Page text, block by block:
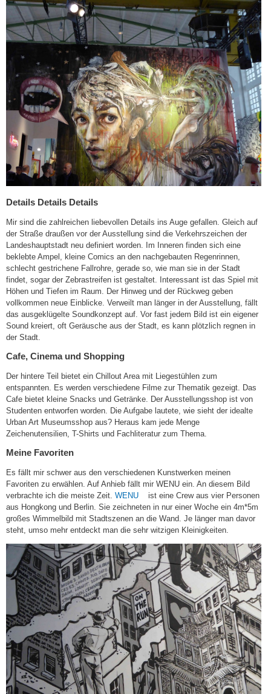
Details Details Details
Mir sind die zahlreichen liebevollen Details ins Auge gefallen. Gleich auf
der Straße draußen vor der Ausstellung sind die Verkehrszeichen der
Landeshauptstadt neu definiert worden. Im Inneren finden sich eine
beklebte Ampel, kleine Comics an den nachgebauten Regenrinnen,
schlecht gestrichene Fallrohre, gerade so, wie man sie in der Stadt
findet, sogar der Zebrastreifen ist gestaltet. Interessant ist das Spiel mit
Höhen und Tiefen im Raum. Der Hinweg und der Rückweg geben
vollkommen neue Einblicke. Verweilt man länger in der Ausstellung, fällt
das ausgeklügelte Soundkonzept auf. Vor fast jedem Bild ist ein eigener
Sound kreiert, oft Geräusche aus der Stadt, es kann plötzlich regnen in
der Stadt.
Cafe, Cinema und Shopping
Der hintere Teil bietet ein Chillout Area mit Liegestühlen zum
entspannten. Es werden verschiedene Filme zur Thematik gezeigt. Das
Cafe bietet kleine Snacks und Getränke. Der Ausstellungsshop ist von
Studenten entworfen worden. Die Aufgabe lautete, wie sieht der idealte
Urban Art Museumsshop aus? Heraus kam jede Menge
Zeichenutensilien, T-Shirts und Fachliteratur zum Thema.
Meine Favoriten
Es fällt mir schwer aus den verschiedenen Kunstwerken meinen
Favoriten zu erwählen. Auf Anhieb fällt mir WENU ein. An diesem Bild
verbrachte ich die meiste Zeit. WENU(link
is
external)
ist eine Crew aus vier Personen
aus Hongkong und Berlin. Sie zeichneten in nur einer Woche ein 4m*5m
großes Wimmelbild mit Stadtszenen an die Wand. Je länger man davor
steht, umso mehr entdeckt man die sehr witzigen Kleinigkeiten.